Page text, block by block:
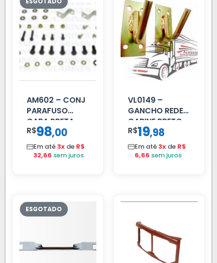
AM602 – CONJ
PARAFUSO
CARA PRETA
PARCIAL
R$98,00
Em até3x de R$
32,66 sem juros
VL0149 –
GANCHO REDE
CABINE PRETO
R$19,98
Em até3x de R$
6,66 sem juros